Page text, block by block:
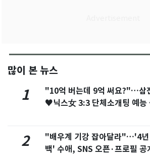
많이 본 뉴스
1
"10억 버는데 9억 써요?"…삼
♥닉스女 3:3 단체소개팅 예능
2
"배우계 기강 잡아달라"…'4년
백' 수애, SNS 오픈·프로필 공